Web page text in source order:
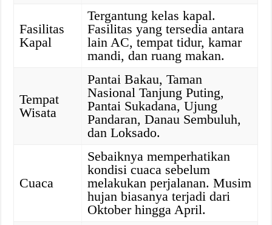
Fasilitas
Kapal
Tergantung kelas kapal.
Fasilitas yang tersedia antara
lain AC, tempat tidur, kamar
mandi, dan ruang makan.
Tempat
Wisata
Pantai Bakau, Taman
Nasional Tanjung Puting,
Pantai Sukadana, Ujung
Pandaran, Danau Sembuluh,
dan Loksado.
Cuaca
Sebaiknya memperhatikan
kondisi cuaca sebelum
melakukan perjalanan. Musim
hujan biasanya terjadi dari
Oktober hingga April.